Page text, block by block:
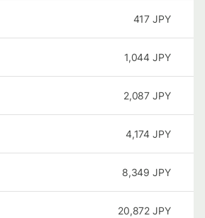
417 JPY
1,044 JPY
2,087 JPY
4,174 JPY
8,349 JPY
20,872 JPY